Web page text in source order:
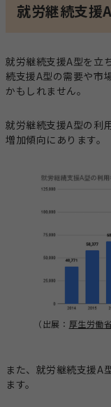
就労継続支援
就労継続支援A型を立
続支援A型の需要や市
かもしれません。
就労継続支援A型の利
増加傾向にあります。
（出展： 厚生労働
また、就労継続支援A
ます。